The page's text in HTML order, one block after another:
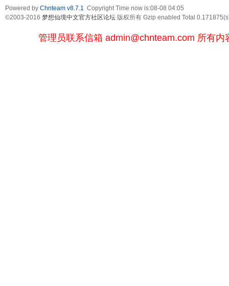
Powered by Chnteam v8.7.1 Copyright Time now is:08-08 04:05
©2003-2016 梦想仙境中文官方社区论坛 版权所有 Gzip enabled Total
管理员联系信箱 admin@chnteam.com 所有内